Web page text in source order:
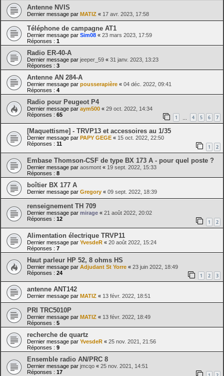
Antenne NVIS
Dernier message par MATIZ « 17 avr. 2023, 17:58
Téléphone de campagne AT1
Dernier message par Sim08 « 23 mars 2023, 17:59
Réponses : 1
Radio ER-40-A
Dernier message par jeeper_59 « 31 janv. 2023, 13:23
Réponses : 3
Antenne AN 284-A
Dernier message par pousserapière « 04 déc. 2022, 09:41
Réponses : 4
Radio pour Peugeot P4
Dernier message par aym500 « 29 oct. 2022, 14:34
Réponses : 65 1 4 5 6 7
[Maquettisme] - TRVP13 et accessoires au 1/35
Dernier message par PAPY GEGE « 15 oct. 2022, 22:50
Réponses : 11 1 2
Embase Thomson-CSF de type BX 173 A - pour quel poste ?
Dernier message par aosmont « 19 sept. 2022, 15:33
Réponses : 8
boîtier BX 177 A
Dernier message par Gregory « 09 sept. 2022, 18:39
renseignement TH 709
Dernier message par mirage « 21 août 2022, 20:02
Réponses : 12 1 2
Alimentation électrique TRVP11
Dernier message par YvesdeR « 20 août 2022, 15:24
Réponses : 7
Haut parleur HP 52, 8 ohms HS
Dernier message par Adjudant St Yorre « 23 juin 2022, 18:49
Réponses : 24 1 2 3
antenne ANT142
Dernier message par MATIZ « 13 févr. 2022, 18:51
PRI TRC5010P
Dernier message par MATIZ « 13 févr. 2022, 18:49
Réponses : 5
recherche de quartz
Dernier message par YvesdeR « 25 nov. 2021, 21:56
Réponses : 9
Ensemble radio AN/PRC 8
Dernier message par jmcqo « 25 nov. 2021, 14:51
Réponses : 17